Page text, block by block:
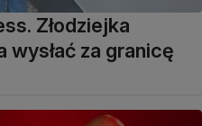
Złodziejka
wysłać za granicę